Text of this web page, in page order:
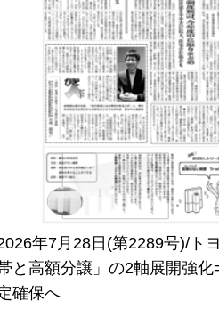
年7月28日(第2289号)/ト
と高額分譲」の2軸展開強
確保へ